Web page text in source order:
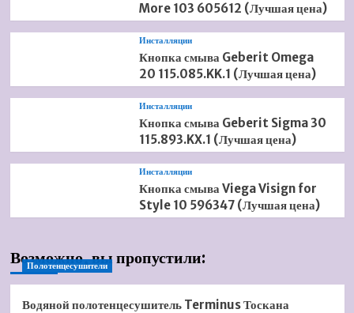
More 103 605612 (Лучшая цена)
Инсталляции
Кнопка смыва Geberit Omega
20 115.085.KK.1 (Лучшая цена)
Инсталляции
Кнопка смыва Geberit Sigma 30
115.893.KX.1 (Лучшая цена)
Инсталляции
Кнопка смыва Viega Visign for
Style 10 596347 (Лучшая цена)
Возможно, вы пропустили:
Полотенцесушители
Водяной полотенцесушитель Terminus Тоскана